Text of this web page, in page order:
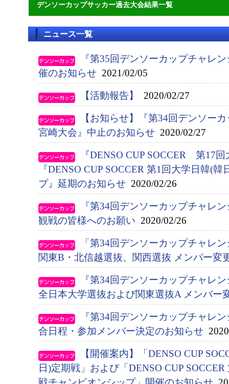
デンソーカップサッカー過去大会結果一覧
ニュース一覧
『第35回デンソーカップチャレ
催のお知らせ 2021/02/05
【活動報告】 2020/02/27
【お知らせ】『第34回デンソー
宮崎大会』中止のお知らせ 2020/02/27
『DENSO CUP SOCCER 第17
『DENSO CUP SOCCER 第1回大学日韓(
プ』延期のお知らせ 2020/02/26
『第34回デンソーカップチャレ
観戦の皆様へのお願い 2020/02/26
「第34回デンソーカップチャレ
関東B・北信越選抜、関西選抜 メンバー変
『第34回デンソーカップチャレ
全日本大学選抜および関東選抜A メンバー
『第34回デンソーカップチャレ
合日程・参加メンバー決定のお知らせ
【開催案内】「DENSO CUP
日)定期戦」および「DENSO CUP